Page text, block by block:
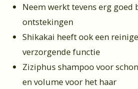
Neem werkt tevens erg goed
ontstekingen
Shikakai heeft ook een
verzorgende functie
Ziziphus shampoo voor
en volume voor het haar